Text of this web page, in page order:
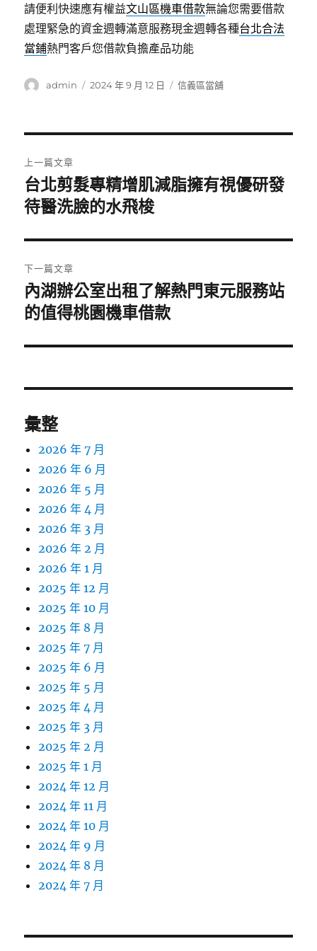
請便利快速應有權益文山區機車借款無論您需要借款
處理緊急的資金週轉滿意服務現金週轉各種台北合法
當鋪熱門客戶您借款負擔產品功能
作
admin
發
2024 年 9 月 12 日
分
信義區當舖
章
導
覽
上一篇文章
上
一
文
章:
台北剪髮專精增肌減脂擁有視優研發
待醫洗臉的水飛梭
下一篇文章
下
一
文
內湖辦公室出租了解熱門東元服務站
的值得桃園機車借款
彙整
2026 年 7 月
2026 年 6 月
2026 年 5 月
2026 年 4 月
2026 年 3 月
2026 年 2 月
2026 年 1 月
2025 年 12 月
2025 年 10 月
2025 年 8 月
2025 年 7 月
2025 年 6 月
2025 年 5 月
2025 年 4 月
2025 年 3 月
2025 年 2 月
2025 年 1 月
2024 年 12 月
2024 年 11 月
2024 年 10 月
2024 年 9 月
2024 年 8 月
2024 年 7 月